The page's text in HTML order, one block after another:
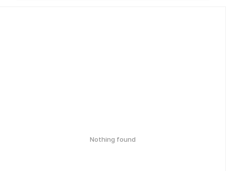
Nothing found